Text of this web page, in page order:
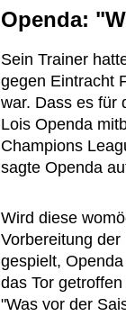
Openda:
Sein Trainer
gegen Eintracht
war. Dass es für
Lois Openda
Champions
sagte Openda
Wird diese
Vorbereitung
gespielt,
das Tor
"Was vor der